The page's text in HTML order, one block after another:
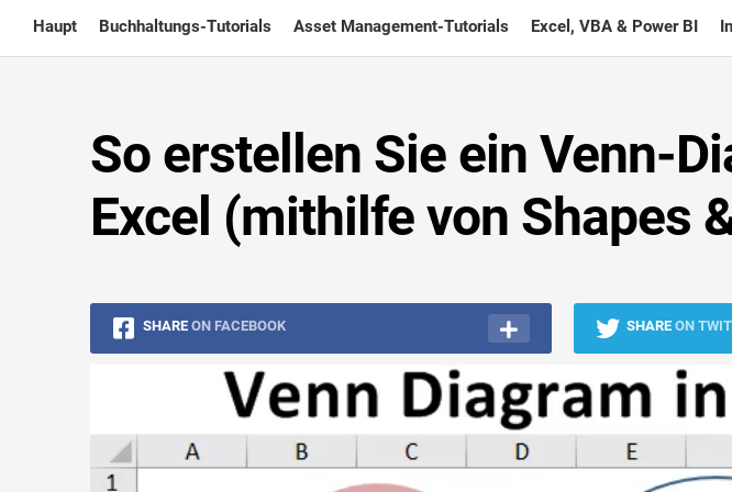
content
Haupt Buchhaltungs-Tutorials Asset Management-Tutorials Excel, VBA & Power BI
So erstellen Sie ein Venn-
Excel (mithilfe von Shapes
SHARE ON FACEBOOK SHARE ON